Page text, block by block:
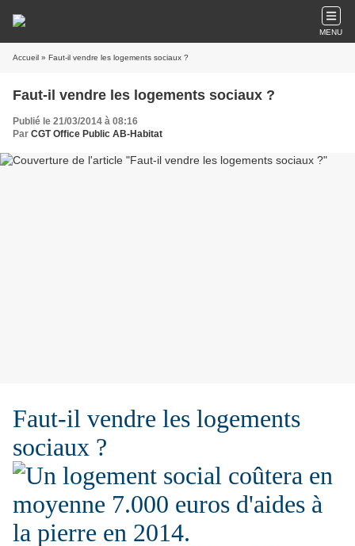
MENU
Accueil » Faut-il vendre les logements sociaux ?
Faut-il vendre les logements sociaux ?
Publié le 21/03/2014 à 08:16
Par CGT Office Public AB-Habitat
Faut-il vendre les logements
sociaux ?